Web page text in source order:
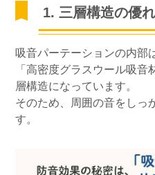
1. 三層構造の優
吸音パーテーションの内部
「高密度グラスウール吸
層構造になっています。
そのため、周囲の音をしっ
す。